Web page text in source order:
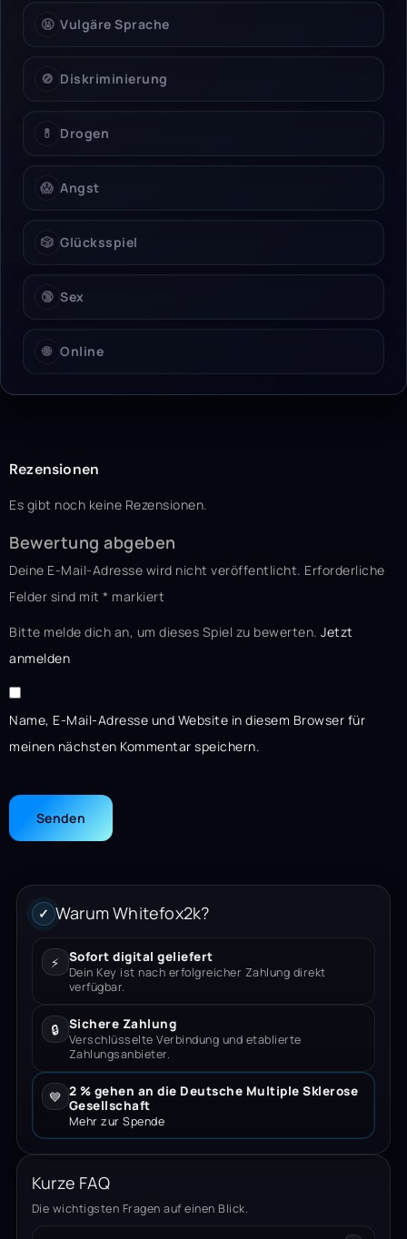
🤬 Vulgäre Sprache
🚫 Diskriminierung
💊 Drogen
😱 Angst
🎲 Glücksspiel
🔞 Sex
🌐 Online
Rezensionen
Es gibt noch keine Rezensionen.
Bewertung abgeben
Deine E-Mail-Adresse wird nicht veröffentlicht. Erforderliche
Felder sind mit * markiert
Bitte melde dich an, um dieses Spiel zu bewerten. Jetzt
anmelden
Name, E-Mail-Adresse und Website in diesem Browser für
meinen nächsten Kommentar speichern.
✓ Warum Whitefox2k?
⚡ Sofort digital geliefert
Dein Key ist nach erfolgreicher Zahlung direkt
verfügbar.
🔒 Sichere Zahlung
Verschlüsselte Verbindung und etablierte
Zahlungsanbieter.
💙 2 % gehen an die Deutsche Multiple Sklerose
Gesellschaft
Mehr zur Spende
Kurze FAQ
Die wichtigsten Fragen auf einen Blick.